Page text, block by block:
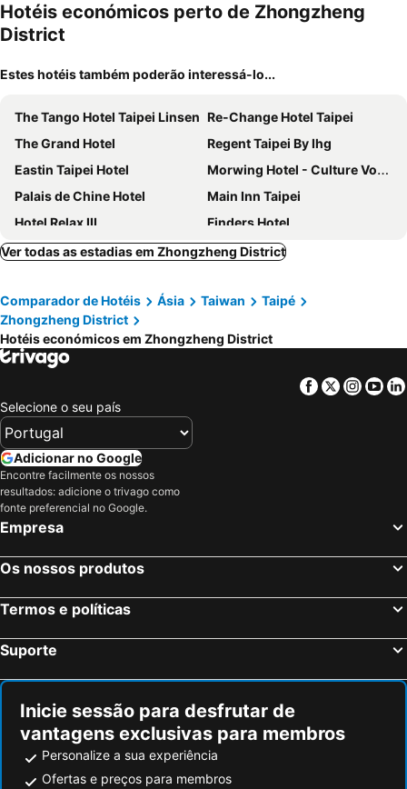
Hotéis económicos perto de Zhongzheng
District
Estes hotéis também poderão interessá-lo...
The Tango Hotel Taipei Linsen Re-Change Hotel Taipei
The Grand Hotel
Regent Taipei By Ihg
Eastin Taipei Hotel
Morwing Hotel - Culture Vogue
Palais de Chine Hotel
Main Inn Taipei
Hotel Relax III
Finders Hotel
City Suites - Main Station
Miramar Garden Taipei
Caesar Park Hotel Taipei
Cosmos Hotel Taipei
Taipei Garden Hotel
Saual Keh Hotel
Beauty Hotels Taipei - Hotel B7
Green World Hotel Zhonghua
Hotel Midtown Richardson
Wonderwall Ximending
San Want Residences Taipei
MGH Mitsui Garden Hotel Taipei Zhongxiao
HOTEL COZZI Minsheng Taipei
Tango Inn Taipei Kaifeng
Ximen Relite Hotel
CityInn Hotel Plus - Ximending Branch
苓旅-站前 Lin Inn TMS
York Design Hotel
Morwing Hotel Fairytale
Roaders Hotel Zhonghua
Hotel Puri Taipei Station Branch
Walker Hotel - Sanchong
Sonnien Taipei
Ver todas as estadias em Zhongzheng District
Comparador de Hotéis Ásia Taiwan
Taipé
Zhongzheng District
Hotéis económicos em Zhongzheng District
Facebook
Twitter
Selecione o seu país
Adicionar no Google
Encontre facilmente os nossos
resultados: adicione o trivago como
fonte preferencial no Google.
Empresa
Os nossos produtos
Termos e políticas
Suporte
Inicie sessão para desfrutar de
vantagens exclusivas para membros
Personalize a sua experiência
Ofertas e preços para membros